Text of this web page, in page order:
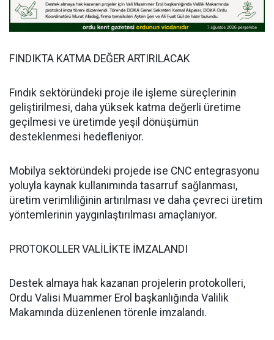
FINDIKTA KATMA DEĞER ARTIRILACAK
Fındık sektöründeki proje ile işleme süreçlerinin
geliştirilmesi, daha yüksek katma değerli üretime
geçilmesi ve üretimde yeşil dönüşümün
desteklenmesi hedefleniyor.
Mobilya sektöründeki projede ise CNC entegrasyonu
yoluyla kaynak kullanımında tasarruf sağlanması,
üretim verimliliğinin artırılması ve daha çevreci üretim
yöntemlerinin yaygınlaştırılması amaçlanıyor.
PROTOKOLLER VALİLİKTE İMZALANDI
Destek almaya hak kazanan projelerin protokolleri,
Ordu Valisi Muammer Erol başkanlığında Valilik
Makamında düzenlenen törenle imzalandı.